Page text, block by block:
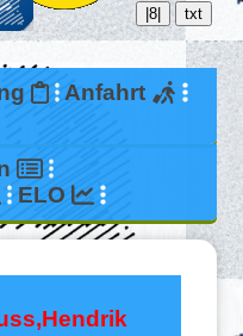
|8| txt
Anfahrt
ELO